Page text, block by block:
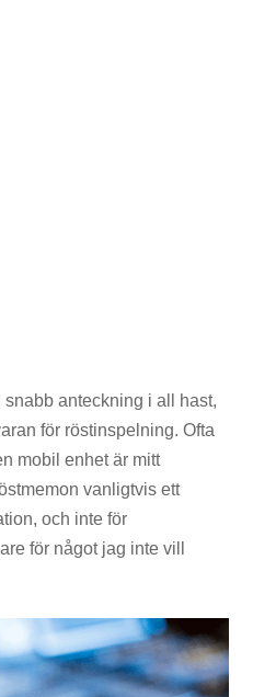
anteckning i all hast,
för röstinspelning. Ofta
mobil enhet är mitt
vanligtvis ett
och inte för
för något jag inte vill